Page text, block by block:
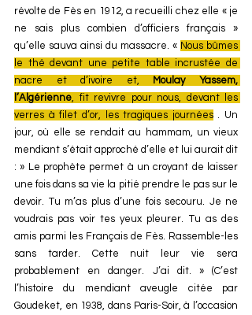
révolte de Fès en 1912, a recueilli chez elle « je
ne sais plus combien d’officiers français »
qu’elle sauva ainsi du massacre. « Nous bûmes
le thé devant une petite table incrustée de
nacre et d’ivoire et, Moulay Yassem,
l’Algérienne, fit revivre pour nous, devant les
verres à filet d’or, les tragiques journées . Un
jour, où elle se rendait au hammam, un vieux
mendiant s’était approché d’elle et lui aurait dit
: » Le prophète permet à un croyant de laisser
une fois dans sa vie la pitié prendre le pas sur le
devoir. Tu m’as plus d’une fois secouru. Je ne
voudrais pas voir tes yeux pleurer. Tu as des
amis parmi les Français de Fès. Rassemble-les
sans tarder. Cette nuit leur vie sera
probablement en danger. J’ai dit. » (C’est
l’histoire du mendiant aveugle citée par
Goudeket, en 1938, dans Paris-Soir, à l’occasion